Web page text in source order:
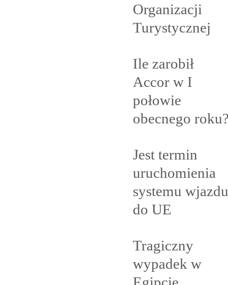
Organizacji
Turystycznej
Ile zarobił
Accor w I
połowie
obecnego
Jest termin
uruchomienia
systemu wjazdu
do UE
Tragiczny
wypadek w